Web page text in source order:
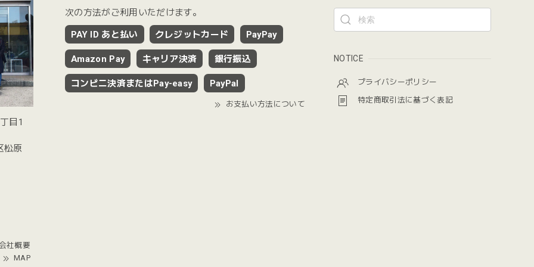
目1
松原
社概要
MAP
次の方法がご利用いただけます。
PAY ID あと払い クレジットカード PayPay
Amazon Pay キャリア決済 銀行振込
コンビニ決済またはPay-easy PayPal
お支払い方法について
NOTICE
プライバシーポリシー
特定商取引法に基づく表記